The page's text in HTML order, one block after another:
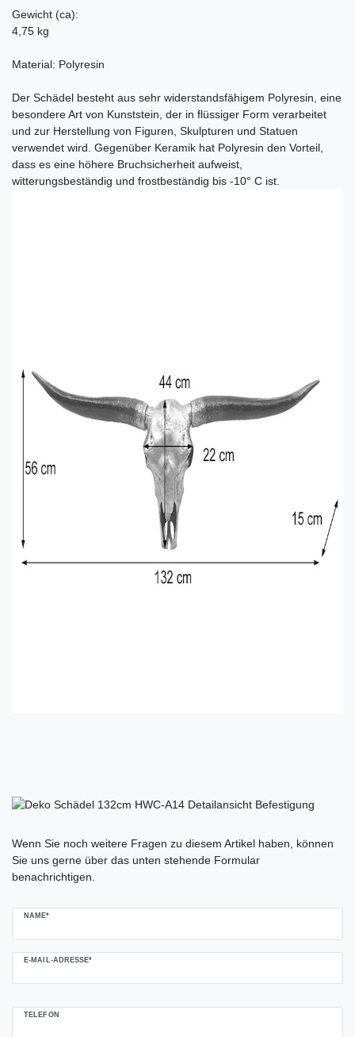
Gewicht (ca):
4,75 kg
Material: Polyresin
Der Schädel besteht aus sehr widerstandsfähigem Polyresin, eine
besondere Art von Kunststein, der in flüssiger Form verarbeitet
und zur Herstellung von Figuren, Skulpturen und Statuen
verwendet wird. Gegenüber Keramik hat Polyresin den Vorteil,
dass es eine höhere Bruchsicherheit aufweist,
witterungsbeständig und frostbeständig bis -10° C ist.
Wenn Sie noch weitere Fragen zu diesem Artikel haben, können
Sie uns gerne über das unten stehende Formular
benachrichtigen.
NAME*
E-MAIL-ADRESSE*
TELEFON